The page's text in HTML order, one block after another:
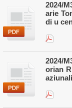
2024/
arie
di u
2024/
orian